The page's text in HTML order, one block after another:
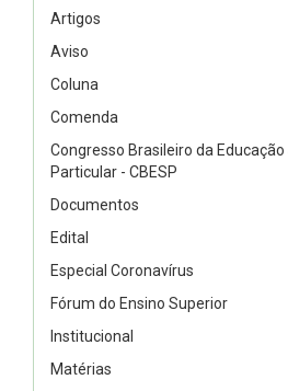
Artigos
Aviso
Coluna
Comenda
Congresso Brasileiro da
Particular - CBESP
Documentos
Edital
Especial Coronavírus
Fórum do Ensino Superior
Institucional
Matérias